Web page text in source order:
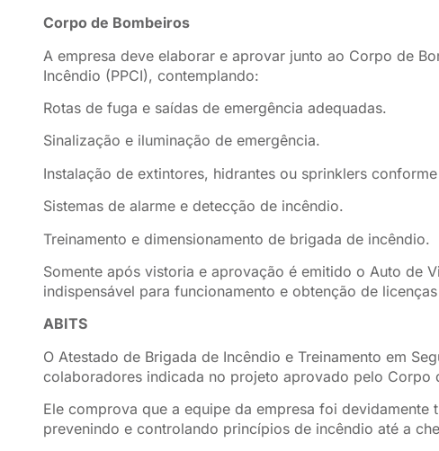
Corpo de Bombeiros
A empresa deve elaborar e aprovar junto ao Corpo de
Incêndio (PPCI), contemplando:
Rotas de fuga e saídas de emergência adequadas.
Sinalização e iluminação de emergência.
Instalação de extintores, hidrantes ou sprinklers
Sistemas de alarme e detecção de incêndio.
Treinamento e dimensionamento de brigada de incêndio.
Somente após vistoria e aprovação é emitido o Auto de
indispensável para funcionamento e obtenção de
ABITS
O Atestado de Brigada de Incêndio e Treinamento em
colaboradores indicada no projeto aprovado pelo Corpo
Ele comprova que a equipe da empresa foi devidamente
prevenindo e controlando princípios de incêndio até a